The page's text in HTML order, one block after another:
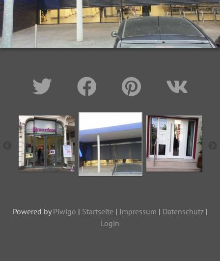
Powered by Piwigo | Startseite | Impressum | Datenschutz|
Login